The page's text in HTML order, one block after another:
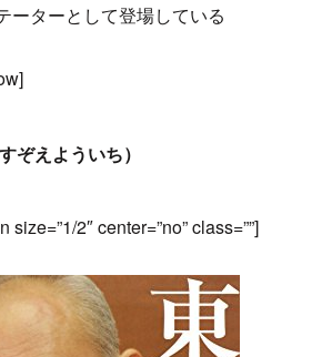
ーターとして登場している
ぞえよういち）
2″ center=”no” class=””]